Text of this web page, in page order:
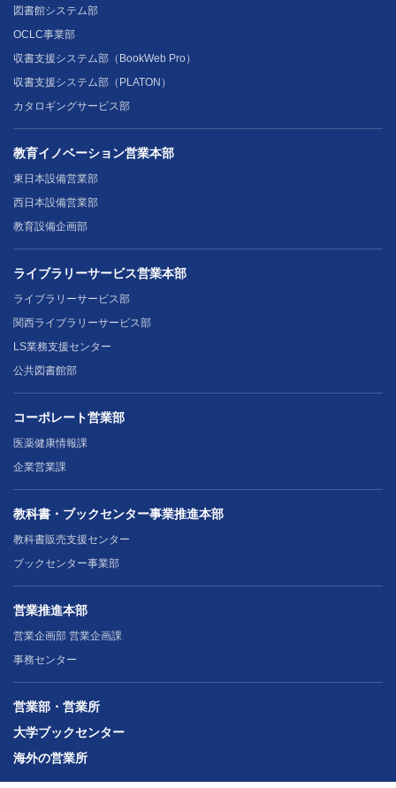
図書館システム部
OCLC事業部
収書支援システム部（BookWeb Pro）
収書支援システム部（PLATON）
カタロギングサービス部
教育イノベーション営業本部
東日本設備営業部
西日本設備営業部
教育設備企画部
ライブラリーサービス営業本部
ライブラリーサービス部
関西ライブラリーサービス部
LS業務支援センター
公共図書館部
コーポレート営業部
医薬健康情報課
企業営業課
教科書・ブックセンター事業推進本部
教科書販売支援センター
ブックセンター事業部
営業推進本部
営業企画部 営業企画課
事務センター
営業部・営業所
大学ブックセンター
海外の営業所